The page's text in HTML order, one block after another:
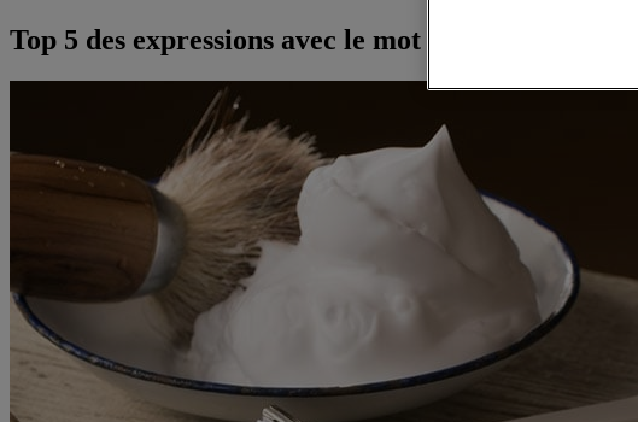
Top 5 des expressions avec le mot poil